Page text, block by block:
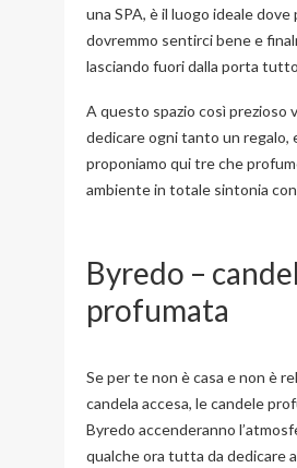
una SPA, è il luogo ideale dove
dovremmo sentirci bene e
lasciando fuori dalla porta
A questo spazio così prezioso
dedicare ogni tanto un regalo,
proponiamo qui tre che
ambiente in totale sintonia
Byredo –
profumata
Se per te non è casa e non è
candela accesa, le candele
Byredo accenderanno
qualche ora tutta da dedicare